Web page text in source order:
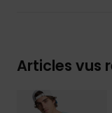
Articles vus